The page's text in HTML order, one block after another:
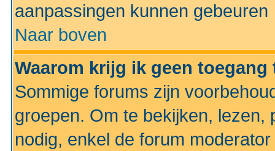
aanpassingen kunnen gebeuren
Naar boven
Waarom krijg ik geen
Sommige forums zijn
groepen. Om te bekijken, lezen,
nodig, enkel de forum